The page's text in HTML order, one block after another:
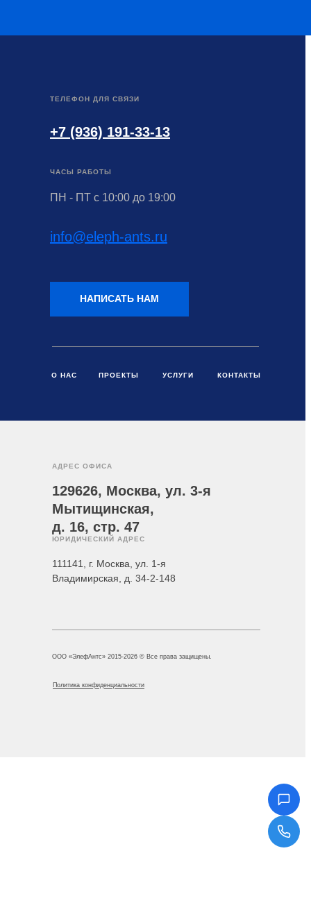
ТЕЛЕФОН ДЛЯ СВЯЗИ
АДРЕС ОФИСА
+7 (936) 191-33-13
ПН - ПТ с 10:00 до 19:00
111141, г. Москва, ул. 1-я
Владимирская, д. 34-2-148
129626, Москва, ул. 3-я
Мытищинская,
д. 16, стр. 47
ЮРИДИЧЕСКИЙ АДРЕС
О НАС ПРОЕКТЫ УСЛУГИ КОНТАКТЫ
ООО «ЭлефАнтс» 2015-2026 © Все права защищены.
Политика конфиденциальности
НАПИСАТЬ НАМ
info@eleph-ants.ru
ЧАСЫ РАБОТЫ